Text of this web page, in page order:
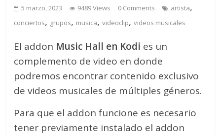
5 marzo, 2023 9489 Views 0 Comments artista,
conciertos, grupos, musica,videoclip,videos musicales
El addon Music Hall en Kodi es un
complemento de video en donde
podremos encontrar contenido exclusivo
de videos musicales de múltiples géneros.
Para que el addon funcione es necesario
tener previamente instalado el addon